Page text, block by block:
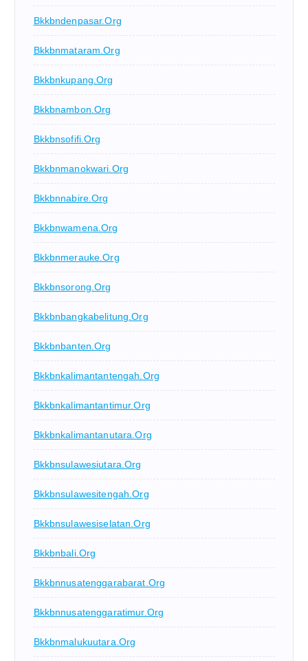
Bkkbndenpasar.org
Bkkbnmataram.org
Bkkbnkupang.org
Bkkbnambon.org
Bkkbnsofifi.org
Bkkbnmanokwari.org
Bkkbnnabire.org
Bkkbnwamena.org
Bkkbnmerauke.org
Bkkbnsorong.org
Bkkbnbangkabelitung.org
Bkkbnbanten.org
Bkkbnkalimantantengah.org
Bkkbnkalimantantimur.org
Bkkbnkalimantanutara.org
Bkkbnsulawesiutara.org
Bkkbnsulawesitengah.org
Bkkbnsulawesiselatan.org
Bkkbnbali.org
Bkkbnnusatenggarabarat.org
Bkkbnnusatenggaratimur.org
Bkkbnmalukuutara.org